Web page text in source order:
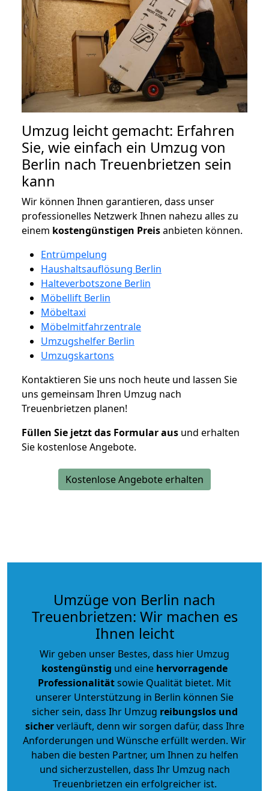
Umzug leicht gemacht: Erfahren
Sie, wie einfach ein Umzug von
Berlin nach Treuenbrietzen sein
kann
Wir können Ihnen garantieren, dass unser
professionelles Netzwerk Ihnen nahezu alles zu
einem kostengünstigen Preisanbieten können.
Entrümpelung
Haushaltsauflösung Berlin
Halteverbotszone Berlin
Möbellift Berlin
Möbeltaxi
Möbelmitfahrzentrale
Umzugshelfer Berlin
Umzugskartons
Kontaktieren Sie uns noch heute und lassen Sie
uns gemeinsam Ihren Umzug nach
Treuenbrietzen planen!
Füllen Sie jetzt das Formular aus und erhalten
Sie kostenlose Angebote.
Kostenlose Angebote erhalten
Umzüge von Berlin nach
Treuenbrietzen: Wir machen es
Ihnen leicht
Wir geben unser Bestes, dass hier Umzug
kostengünstig und eine hervorragende
Professionalitätsowie Qualität bietet. Mit
unserer Unterstützung in Berlin können Sie
sicher sein, dass Ihr Umzug reibungslos und
sicherverläuft, denn wir sorgen dafür, dass Ihre
Anforderungen und Wünsche erfüllt werden. Wir
haben die besten Partner, um Ihnen zu helfen
und sicherzustellen, dass Ihr Umzug nach
Treuenbrietzen ein erfolgreicher ist.